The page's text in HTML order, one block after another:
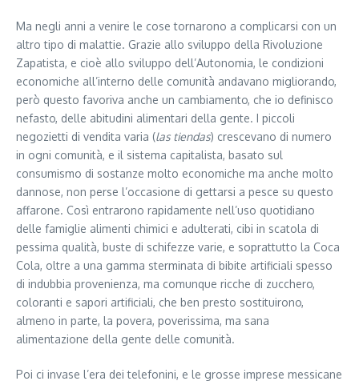
Ma negli anni a venire le cose tornarono a complicarsi con un
altro tipo di malattie. Grazie allo sviluppo della Rivoluzione
Zapatista, e cioè allo sviluppo dell’Autono­mia, le condizioni
economiche all’interno delle comunità andavano migliorando,
però questo favoriva anche un cambiamento, che io definisco
nefasto, delle abitudini alimentari della gente. I piccoli
negozietti di vendita varia (las tiendas) crescevano di numero
in ogni comunità, e il sistema capitalista, basato sul
consumismo di sostanze molto economiche ma anche molto
dannose, non perse l’oc­casione di gettarsi a pesce su questo
affarone. Così entrarono rapidamente nell’uso quotidiano
delle famiglie alimenti chimici e adulterati, cibi in scatola di
pessima qualità, buste di schifezze varie, e soprattutto la Coca
Cola, oltre a una gamma sterminata di bibite artificiali spesso
di indubbia provenienza, ma comunque ricche di zucchero,
coloranti e sapori artificiali, che ben presto sostituirono,
almeno in parte, la povera, poverissima, ma sana
alimentazione della gente delle comunità.
Poi ci invase l’era dei telefonini, e le grosse imprese messicane